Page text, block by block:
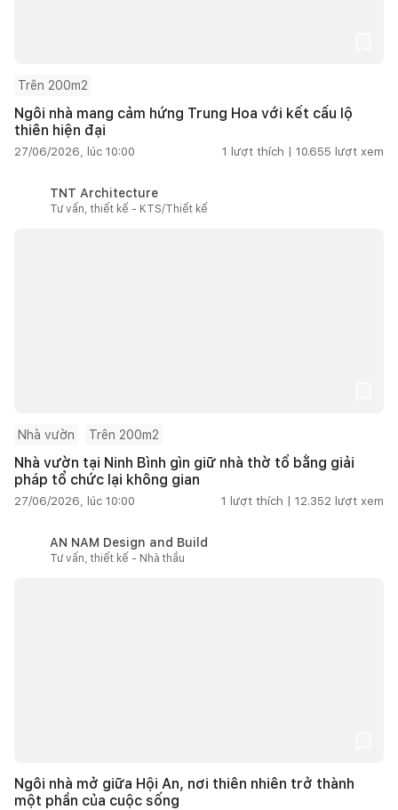
Trên 200m2
Ngôi nhà mang cảm hứng Trung Hoa với kết cấu lộ
thiên hiện đại
27/06/2026, lúc 10:00 1 lượt thích | 10.655 lượt xem
TNT Architecture
Tư vấn, thiết kế - KTS/Thiết kế
Nhà vườn Trên 200m2
Nhà vườn tại Ninh Bình gìn giữ nhà thờ tổ bằng giải
pháp tổ chức lại không gian
27/06/2026, lúc 10:00 1 lượt thích | 12.352 lượt xem
AN NAM Design and Build
Tư vấn, thiết kế - Nhà thầu
Ngôi nhà mở giữa Hội An, nơi thiên nhiên trở thành
một phần của cuộc sống